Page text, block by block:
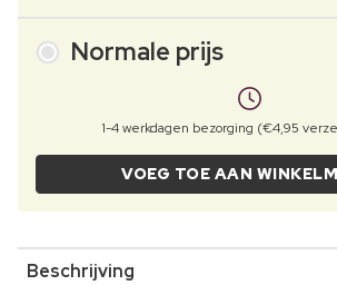
Normale prijs
1-4 werkdagen bezorging (€4,95
VOEG TOE AAN
Beschrijving